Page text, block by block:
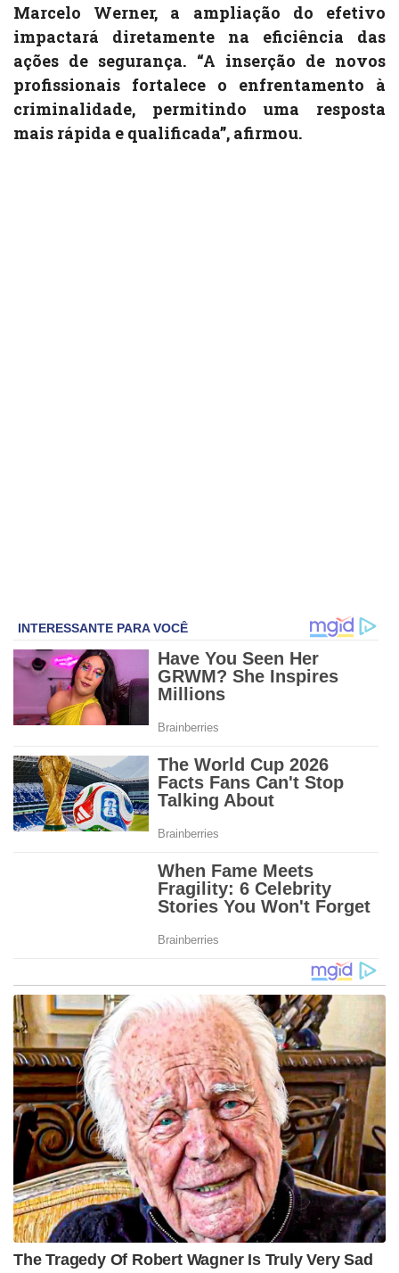
Marcelo Werner, a ampliação do efetivo
impactará diretamente na eficiência das
ações de segurança. “A inserção de novos
profissionais fortalece o enfrentamento à
criminalidade, permitindo uma resposta
mais rápida e qualificada”, afirmou.